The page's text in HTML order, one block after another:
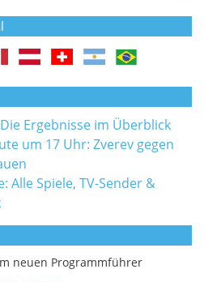
Ergebnisse im Überblick
um 17 Uhr: Zverev gegen
Alle Spiele, TV-Sender &
neuen Programmführer